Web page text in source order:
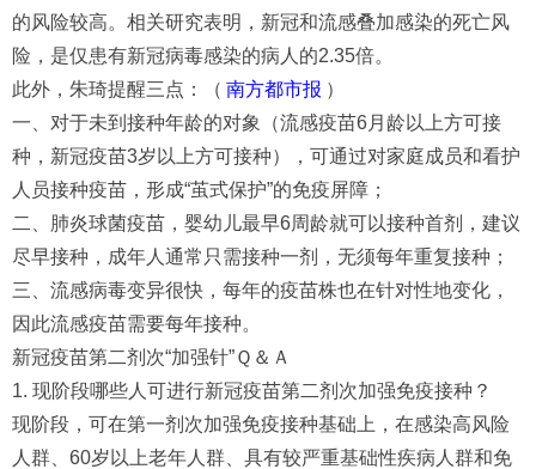
的风险较高。相关研究表明，新冠和流感叠加感染的死亡风
险，是仅患有新冠病毒感染的病人的2.35倍。
此外，朱琦提醒三点：（ 南方都市报 ）
一、对于未到接种年龄的对象（流感疫苗6月龄以上方可接
种，新冠疫苗3岁以上方可接种），可通过对家庭成员和看护
人员接种疫苗，形成“茧式保护”的免疫屏障；
二、肺炎球菌疫苗，婴幼儿最早6周龄就可以接种首剂，建议
尽早接种，成年人通常只需接种一剂，无须每年重复接种；
三、流感病毒变异很快，每年的疫苗株也在针对性地变化，
因此流感疫苗需要每年接种。
新冠疫苗第二剂次“加强针”Ｑ＆Ａ
1. 现阶段哪些人可进行新冠疫苗第二剂次加强免疫接种？
现阶段，可在第一剂次加强免疫接种基础上，在感染高风险
人群、60岁以上老年人群、具有较严重基础性疾病人群和免